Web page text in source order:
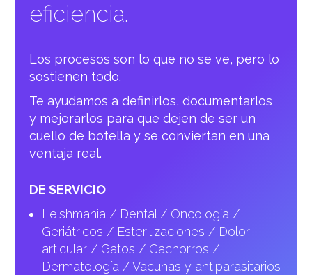
eficiencia.
Los procesos son lo que no se ve, pero lo
sostienen todo.
Te ayudamos a definirlos, documentarlos
y mejorarlos para que dejen de ser un
cuello de botella y se conviertan en una
ventaja real.
DE SERVICIO
Leishmania / Dental / Oncología /
Geriátricos / Esterilizaciones / Dolor
articular / Gatos / Cachorros /
Dermatología / Vacunas y antiparasitarios